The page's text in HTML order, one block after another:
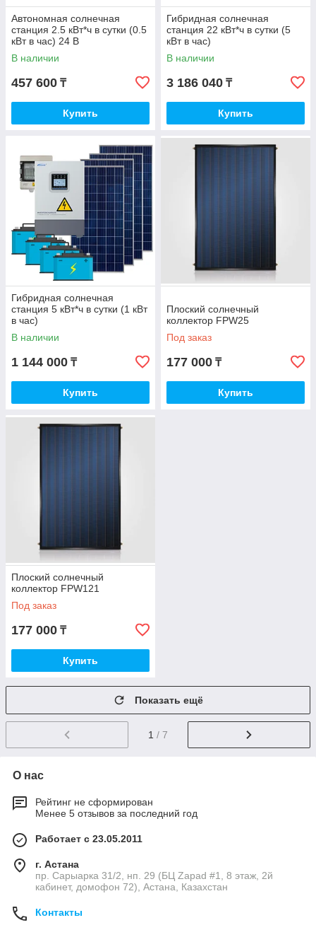
Автономная солнечная
станция 2.5 кВт*ч в сутки (0.5
кВт в час) 24 В
В наличии
457 600 ₸
Купить
Гибридная солнечная
станция 22 кВт*ч в сутки (5
кВт в час)
В наличии
3 186 040 ₸
Купить
Гибридная солнечная
станция 5 кВт*ч в сутки (1 кВт
в час)
В наличии
1 144 000 ₸
Купить
Плоский солнечный
коллектор FPW25
Под заказ
177 000 ₸
Купить
Плоский солнечный
коллектор FPW121
Под заказ
177 000 ₸
Купить
Показать ещё
1 / 7
О нас
Рейтинг не сформирован
Менее 5 отзывов за последний год
Работает с 23.05.2011
г. Астана
пр. Сарыарка 31/2, нп. 29 (БЦ Zapad #1, 8 этаж, 2й
кабинет, домофон 72), Астана, Казахстан
Контакты